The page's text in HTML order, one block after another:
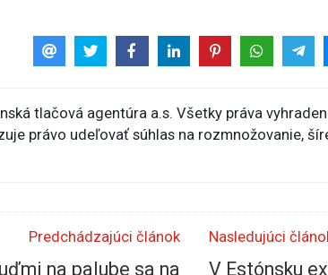
tlačová agentúra a.s. Všetky práva
právo udeľovať súhlas na rozmnožovanie,
Predchádzajúci článok
na palube sa na
Nasledujúci
V Estónsku